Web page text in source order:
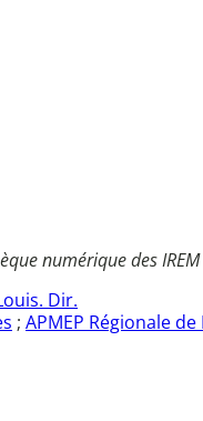
numérique des IREM
Dir.
; APMEP Régionale